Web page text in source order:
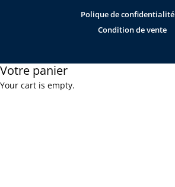
Polique de confidentialité
Condition de vente
Votre panier
Your cart is empty.